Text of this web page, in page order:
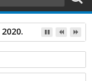
2020.